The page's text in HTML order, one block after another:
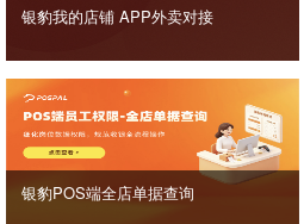
银豹我的店铺 APP外卖对接
银豹POS端全店单据查询